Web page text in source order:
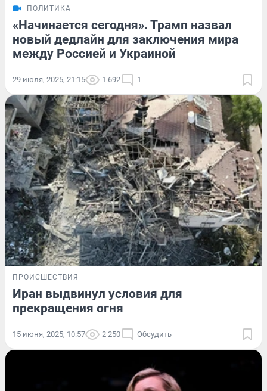
ПОЛИТИКА
«Начинается сегодня». Трамп назвал
новый дедлайн для заключения мира
между Россией и Украиной
29 июля, 2025, 21:15 1 692 1
ПРОИСШЕСТВИЯ
Иран выдвинул условия для
прекращения огня
15 июня, 2025, 10:57 2 250 Обсудить